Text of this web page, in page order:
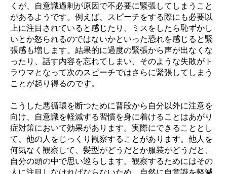
くが、自意識過剰が原因で不必要に緊張してしまうこと
があるようです。例えば、スピーチをする際にも必要以
上に注目されていると感じたり、ミスをしたら恥ずかし
いとか怒られるのではないかといった恐れを感じると緊
張感も増します。結果的に過度の緊張から声が出なくな
ったり、話す内容を忘れてしまい、そのような失敗がト
ラウマとなって次のスピーチではさらに緊張してしまう
ことが起り得るのです。
こうした悪循環を断つために普段から自分以外に注意を
向け、自意識を軽減する習慣を身に着けることはあがり
症対策において効果があります。実際にできることとし
て、他の人をじっくり観察することがあります。他人を
何気なく観察して、髪型がどうだとか服装がどうだと、
自分の頭の中で思い巡らします。観察するためにはその